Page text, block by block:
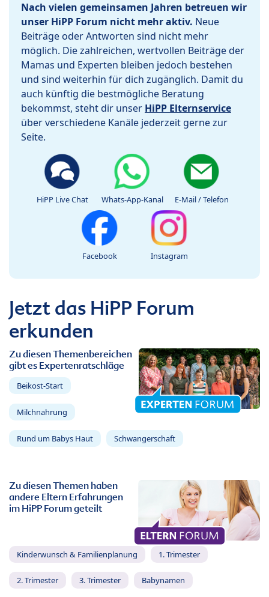
Nach vielen gemeinsamen Jahren betreuen wir
unser HiPP Forum nicht mehr aktiv. Neue
Beiträge oder Antworten sind nicht mehr
möglich. Die zahlreichen, wertvollen Beiträge der
Mamas und Experten bleiben jedoch bestehen
und sind weiterhin für dich zugänglich. Damit du
auch künftig die bestmögliche Beratung
bekommst, steht dir unser HiPP Elternservice
über verschiedene Kanäle jederzeit gerne zur
Seite.
HiPP Live Chat Whats-App-Kanal E-Mail / Telefon
Facebook Instagram
Jetzt das HiPP Forum
erkunden
Zu diesen Themenbereichen
gibt es Expertenratschläge
Beikost-Start
Milchnahrung
Rund um Babys Haut Schwangerschaft
Zu diesen Themen haben
andere Eltern Erfahrungen
im HiPP Forum geteilt
Kinderwunsch & Familienplanung 1. Trimester
2. Trimester 3. Trimester Babynamen